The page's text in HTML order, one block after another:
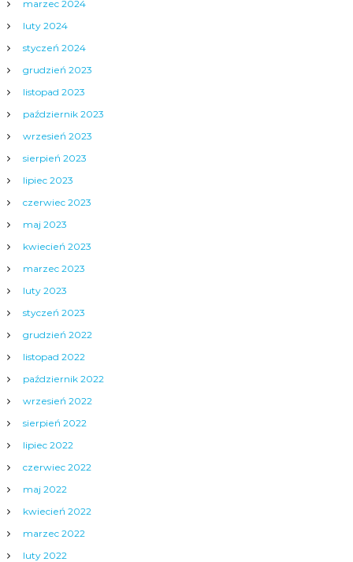
marzec 2024
luty 2024
styczeń 2024
grudzień 2023
listopad 2023
październik 2023
wrzesień 2023
sierpień 2023
lipiec 2023
czerwiec 2023
maj 2023
kwiecień 2023
marzec 2023
luty 2023
styczeń 2023
grudzień 2022
listopad 2022
październik 2022
wrzesień 2022
sierpień 2022
lipiec 2022
czerwiec 2022
maj 2022
kwiecień 2022
marzec 2022
luty 2022